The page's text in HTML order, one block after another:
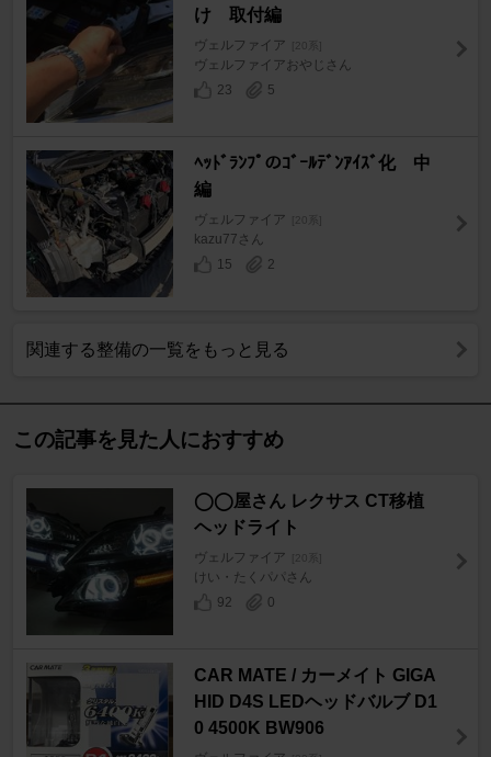
け 取付編
ヴェルファイア [20系]
ヴェルファイアおやじさん
23
5
ﾍｯﾄﾞﾗﾝﾌﾟのｺﾞｰﾙﾃﾞﾝｱｲｽﾞ化 中
編
ヴェルファイア [20系]
kazu77さん
15
2
関連する整備の一覧をもっと見る
この記事を見た人におすすめ
◯◯屋さん レクサス CT移植
ヘッドライト
ヴェルファイア [20系]
けい・たくパパさん
92
0
CAR MATE / カーメイト GIGA
HID D4S LEDヘッドバルブ D1
0 4500K BW906